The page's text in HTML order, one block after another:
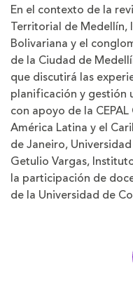
En el contexto de la
Territorial de Medellín,
Bolivariana y el
de la Ciudad de
que discutirá las
planificación y gestión
con apoyo de la
América Latina y el
de Janeiro,
Getulio Vargas,
la participación de
de la Universidad de